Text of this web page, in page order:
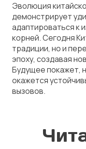
Эволюция
демонстрирует
адаптироваться к
корней. Сегодня
традиции, но и
эпоху, создавая
Будущее покажет,
окажется
вызовов.